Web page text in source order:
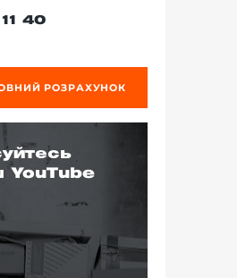
40
РОЗРАХУНОК
YouTube